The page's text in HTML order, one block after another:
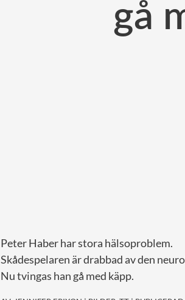
gå
Peter Haber har stora hälsoproblem.
Skådespelaren är drabbad av den
Nu tvingas han gå med käpp.